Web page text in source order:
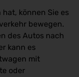
können Sie es
bewegen.
des Autos nach
kann es
mit
oder